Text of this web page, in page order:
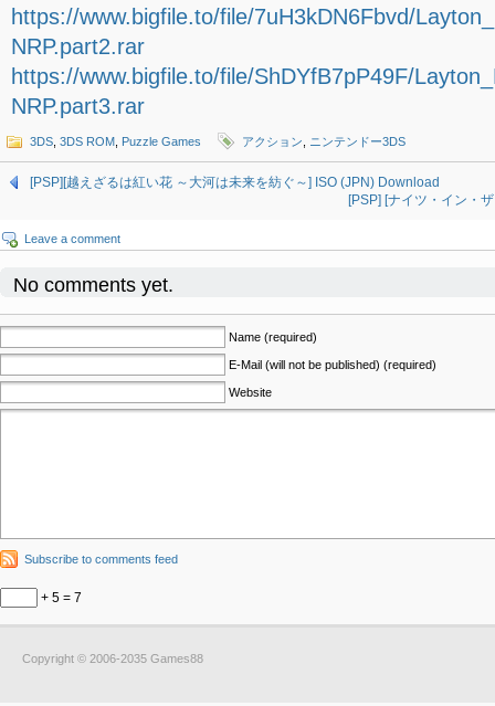
https://www.bigfile.to/file/7uH3kDN6Fbvd/
NRP.part2.rar
https://www.bigfile.to/file/ShDYfB7pP49F/
NRP.part3.rar
3DS 3DS ROM Puzzle Games アクション ニンテンドー3DS
[PSP][越えざるは紅い花 ～大河は未来を紡ぐ～] ISO (JPN) Download
[PSP] [ナイツ・イン・
Leave a comment
No comments yet.
Name (required)
E-Mail (will not be published) (required)
Website
Subscribe to comments feed
+ 5 = 7
Copyright © 2006-2035 Games88